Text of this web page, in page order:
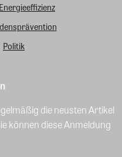
Energieeffizienz
Politik
die neusten Artikel
können diese Anmeldung